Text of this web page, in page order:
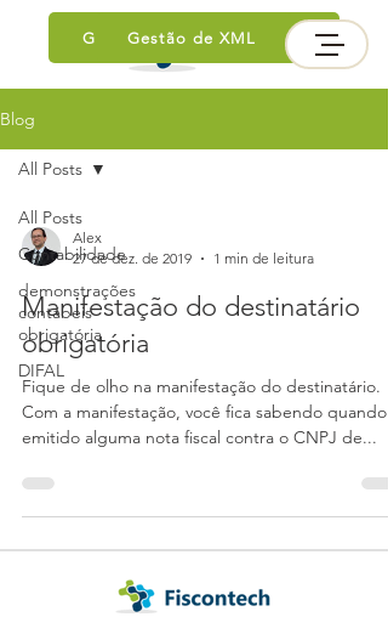
Inteligência Fiscal
Blog
Módulo Tributos
Gestão da Situação Fiscal
Gestão de XML
Blog
All Posts
Contabilidade
demonstrações
contábeis
obrigatória
DIFAL
All Posts
Alex
27 de dez. de 2019
1 min de leitura
Manifestação do destinatário
obrigatória
Fique de olho na manifestação do destinatário.
Com a manifestação, você fica sabendo quando
emitido alguma nota fiscal contra o CNPJ de...